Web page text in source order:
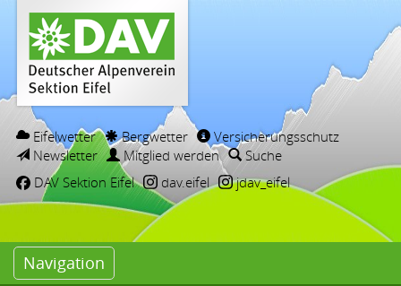
Eifelwetter Bergwetter
Versicherungsschutz
Newsletter
Mitglied werden
Suche
DAV Sektion Eifel
dav.eifel jdav_eifel
Navigation